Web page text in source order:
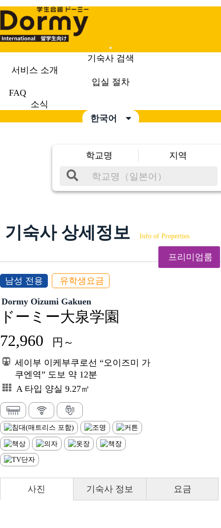
Mobile
Menu
기숙사 검색
서비스 소개
입실 절차
FAQ
소식
한국어
학교명 지역
기숙사 상세정보 Info of Properties
프리미엄룸
남성 전용 유학생요금
Dormy Oizumi Gakuen
ドーミー大泉学園
72,960 円～
세이부 이케부쿠로선 “오이즈미 가
쿠엔역” 도보 약 12분
A 타입 양실 9.27㎡
사진 기숙사 정보 요금